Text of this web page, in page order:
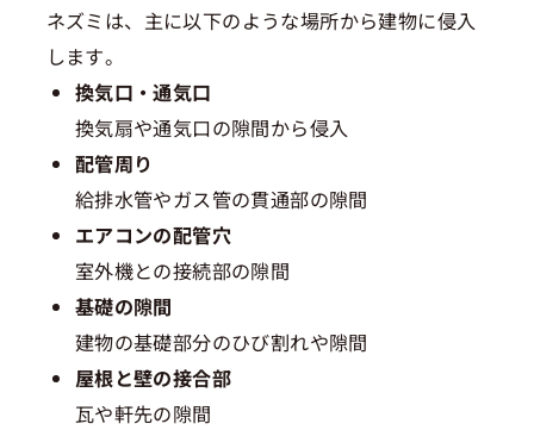
ネズミは、主に以下のような場所から建物に侵入
します。
換気口・通気口
換気扇や通気口の隙間から侵入
配管周り
給排水管やガス管の貫通部の隙間
エアコンの配管穴
室外機との接続部の隙間
基礎の隙間
建物の基礎部分のひび割れや隙間
屋根と壁の接合部
瓦や軒先の隙間